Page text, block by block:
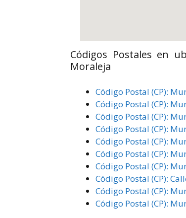
Códigos Postales en
Moraleja
Código Postal (CP):
Código Postal (CP):
Código Postal (CP):
Código Postal (CP):
Código Postal (CP):
Código Postal (CP):
Código Postal (CP):
Código Postal (CP):
Código Postal (CP):
Código Postal (CP):